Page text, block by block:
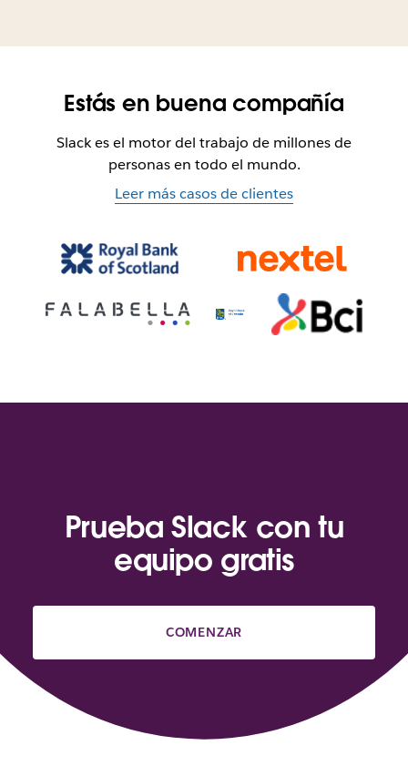
Estás en buena compañía
Slack es el motor del trabajo de millones de
personas en todo el mundo.
Leer más casos de clientes
Prueba Slack con tu
equipo gratis
COMENZAR